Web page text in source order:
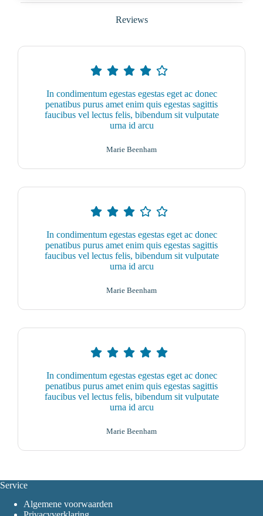
Reviews
In condimentum egestas egestas eget ac donec
penatibus purus amet enim quis egestas sagittis
faucibus vel lectus felis, bibendum sit vulputate
urna id arcu
Marie Beenham
In condimentum egestas egestas eget ac donec
penatibus purus amet enim quis egestas sagittis
faucibus vel lectus felis, bibendum sit vulputate
urna id arcu
Marie Beenham
In condimentum egestas egestas eget ac donec
penatibus purus amet enim quis egestas sagittis
faucibus vel lectus felis, bibendum sit vulputate
urna id arcu
Marie Beenham
Service
Algemene voorwaarden